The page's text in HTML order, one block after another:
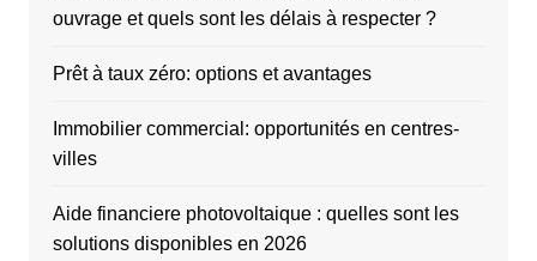
ouvrage et quels sont les délais à respecter ?
Prêt à taux zéro: options et avantages
Immobilier commercial: opportunités en centres-
villes
Aide financiere photovoltaique : quelles sont les
solutions disponibles en 2026